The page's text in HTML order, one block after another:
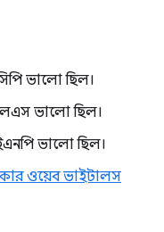
ভালো ছিল।
ভালো ছিল।
ভালো ছিল।
ওয়েব ভাইটালস